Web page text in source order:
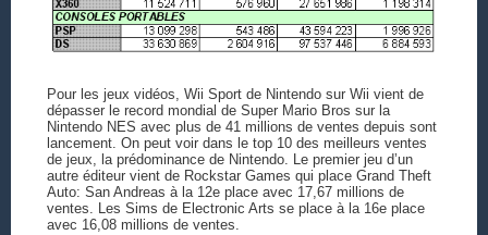
Pour les jeux vidéos, Wii Sport de Nintendo sur Wii vient de
dépasser le record mondial de Super Mario Bros sur la
Nintendo NES avec plus de 41 millions de ventes depuis sont
lancement. On peut voir dans le top 10 des meilleurs ventes
de jeux, la prédominance de Nintendo. Le premier jeu d’un
autre éditeur vient de Rockstar Games qui place Grand Theft
Auto: San Andreas à la 12e place avec 17,67 millions de
ventes. Les Sims de Electronic Arts se place à la 16e place
avec 16,08 millions de ventes.